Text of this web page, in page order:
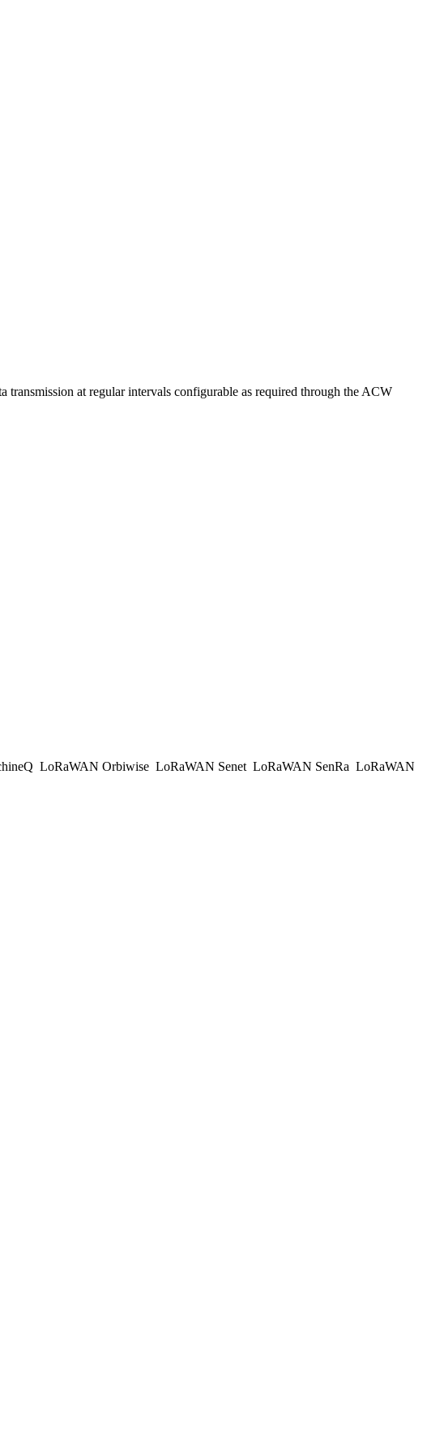
transmission at regular intervals configurable as required through the ACW
LoRaWAN Orbiwise LoRaWAN Senet LoRaWAN SenRa LoRaWAN